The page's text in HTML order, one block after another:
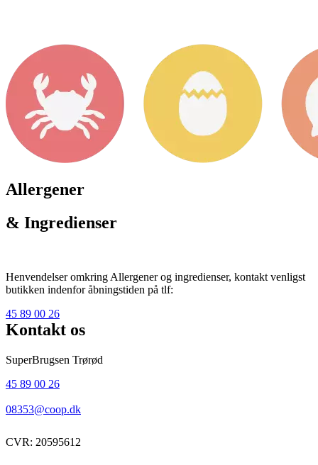
Allergener
& Ingredienser
Henvendelser omkring Allergener og ingredienser, kontakt venligst
butikken indenfor åbningstiden på tlf:
45 89 00 26
Kontakt os
SuperBrugsen Trørød
45 89 00 26
08353@coop.dk
CVR: 20595612